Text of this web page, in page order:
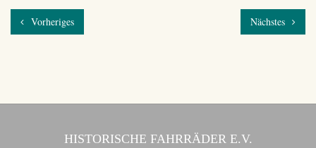
Vorheriges Nächstes
HISTORISCHE FAHRRÄDER E.V.